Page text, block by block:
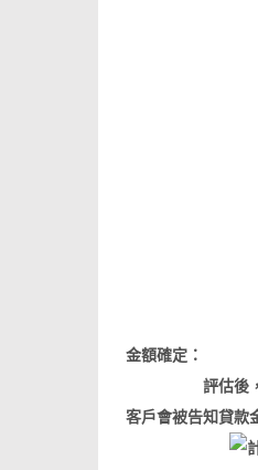
金額確定：
評估後，當舖
客戶會被告知貸款